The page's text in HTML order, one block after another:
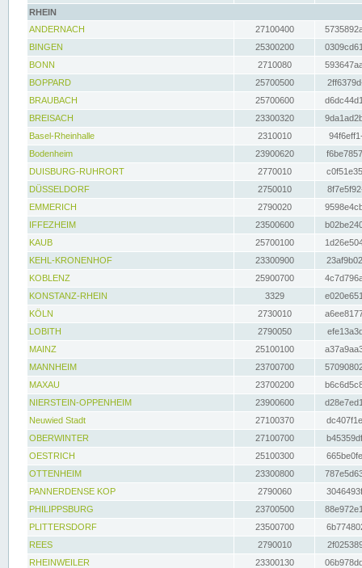
RHEIN
ANDERNACH
27100400
BINGEN
25300200
BONN
2710080
BOPPARD
25700500
BRAUBACH
25700600
BREISACH
23300320
Basel-Rheinhalle
2310010
Bodenheim
23900620
DUISBURG-RUHRORT
2770010
DÜSSELDORF
2750010
EMMERICH
2790020
IFFEZHEIM
23500600
KAUB
25700100
KEHL-KRONENHOF
23300900
KOBLENZ
25900700
KONSTANZ-RHEIN
3329
KÖLN
2730010
LOBITH
2790050
MAINZ
25100100
MANNHEIM
23700700
MAXAU
23700200
NIERSTEIN-OPPENHEIM
23900600
Neuwied Stadt
27100370
OBERWINTER
27100700
OESTRICH
25100300
OTTENHEIM
23300800
PANNERDENSE KOP
2790060
PHILIPPSBURG
23700500
PLITTERSDORF
23500700
REES
2790010
RHEINWEILER
23300130